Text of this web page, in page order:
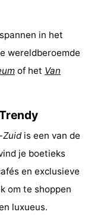
in het
wereldberoemde
of het Van
Zuidis een van de
je boetieks
en exclusieve
om te shoppen
luxueus.